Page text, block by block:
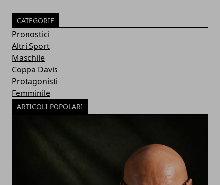
CATEGORIE
Pronostici
Altri Sport
Maschile
Coppa Davis
Protagonisti
Femminile
ARTICOLI POPOLARI